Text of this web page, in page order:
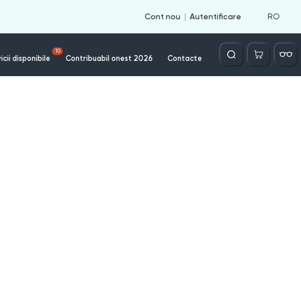
Cont nou Autentificare RO
disponibile
10
Contribuabil onest 2026 Contacte
Căutare